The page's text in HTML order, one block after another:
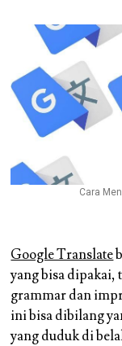
Cara
Google Translate
yang bisa dipakai,
grammar dan
ini bisa dibilang
yang duduk di